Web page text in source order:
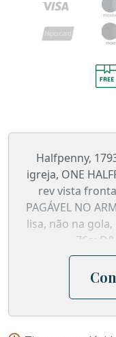
Halfpenny,
igreja, ONE
rev vista
PAGÁVEL NO
lisa, não na
76a;